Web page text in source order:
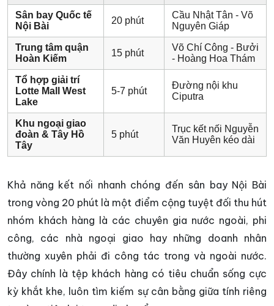
Sân bay Quốc tế
Nội Bài
20 phút
Cầu Nhật Tân - Võ
Nguyên Giáp
Trung tâm quận
Hoàn Kiếm
15 phút
Võ Chí Công - Bưởi
- Hoàng Hoa Thám
Tổ hợp giải trí
Lotte Mall West
Lake
5-7 phút
Đường nội khu
Ciputra
Khu ngoại giao
đoàn & Tây Hồ
Tây
5 phút
Trục kết nối Nguyễn
Văn Huyên kéo dài
Khả năng kết nối nhanh chóng đến sân bay Nội Bài
trong vòng 20 phút là một điểm cộng tuyệt đối thu hút
nhóm khách hàng là các chuyên gia nước ngoài, phi
công, các nhà ngoại giao hay những doanh nhân
thường xuyên phải đi công tác trong và ngoài nước.
Đây chính là tệp khách hàng có tiêu chuẩn sống cực
kỳ khắt khe, luôn tìm kiếm sự cân bằng giữa tính riêng